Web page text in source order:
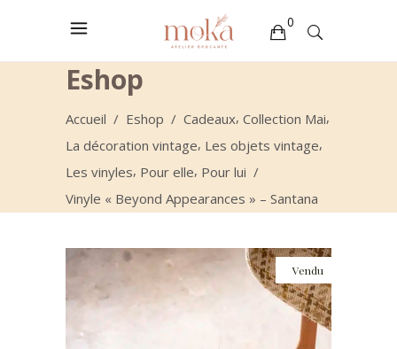
0
Votre sélection est vide
Eshop
Accueil / Eshop / Cadeaux, Collection Mai,
La décoration vintage, Les objets vintage,
Les vinyles, Pour elle, Pour lui /
Vinyle « Beyond Appearances » – Santana
Vendu